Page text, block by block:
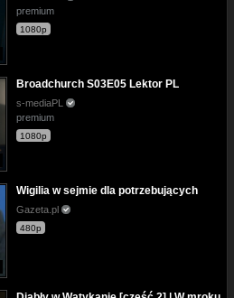
premium
1080p
Broadchurch S03E05 Lektor PL
s-mediaPL
premium
1080p
Wigilia w sejmie dla potrzebujących
Gazeta.pl
480p